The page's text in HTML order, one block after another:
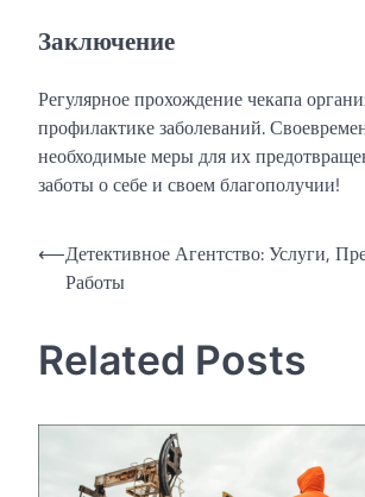
Заключение
Регулярное прохождение чекапа
профилактике заболеваний.
необходимые меры для их
заботы о себе и своем благополучии!
Навигация
⟵Детективное Агентство: Услуги,
Работы
Related Posts